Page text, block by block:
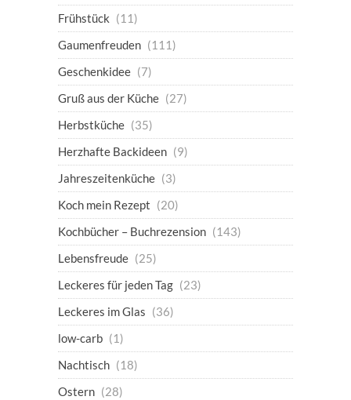
Frühstück (11)
Gaumenfreuden (111)
Geschenkidee (7)
Gruß aus der Küche (27)
Herbstküche (35)
Herzhafte Backideen (9)
Jahreszeitenküche (3)
Koch mein Rezept (20)
Kochbücher – Buchrezension (143)
Lebensfreude (25)
Leckeres für jeden Tag (23)
Leckeres im Glas (36)
low-carb (1)
Nachtisch (18)
Ostern (28)